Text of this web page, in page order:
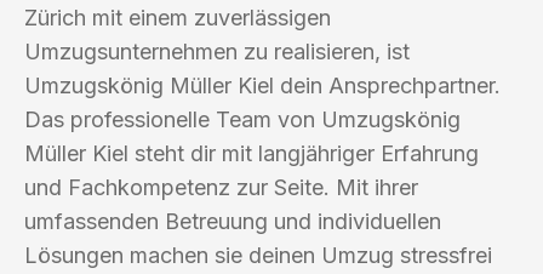
Zürich mit einem zuverlässigen
Umzugsunternehmen zu realisieren, ist
Umzugskönig Müller Kiel dein Ansprechpartner.
Das professionelle Team von Umzugskönig
Müller Kiel steht dir mit langjähriger Erfahrung
und Fachkompetenz zur Seite. Mit ihrer
umfassenden Betreuung und individuellen
Lösungen machen sie deinen Umzug stressfrei